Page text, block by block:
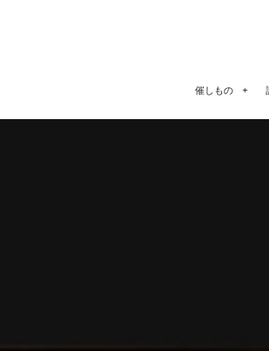
催しもの